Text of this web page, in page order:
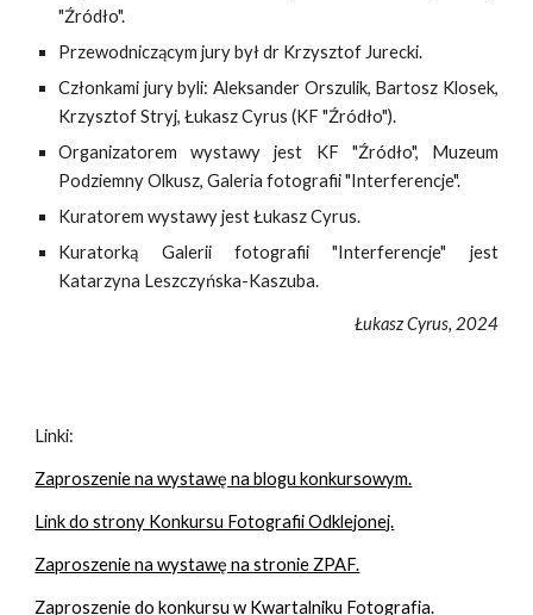
"Źródło".
Przewodniczącym jury był dr Krzysztof Jurecki.
Członkami jury byli: Aleksander Orszulik, Bartosz Klosek,
Krzysztof Stryj, Łukasz Cyrus (KF "Źródło").
Organizatorem wystawy jest KF "Źródło", Muzeum
Podziemny Olkusz, Galeria fotografii "Interferencje".
Kuratorem wystawy jestŁukasz Cyrus.
Kuratorką Galerii fotografii "Interferencje" jest
Katarzyna Leszczyńska-Kaszuba.
Łukasz Cyrus, 2024
Linki:
Zaproszenie na wystawę na blogu konkursowym.
Link do strony Konkursu Fotografii Odklejonej.
Zaproszenie na wystawę na stronie ZPAF.
Zaproszenie do konkursu w Kwartalniku Fotografia.